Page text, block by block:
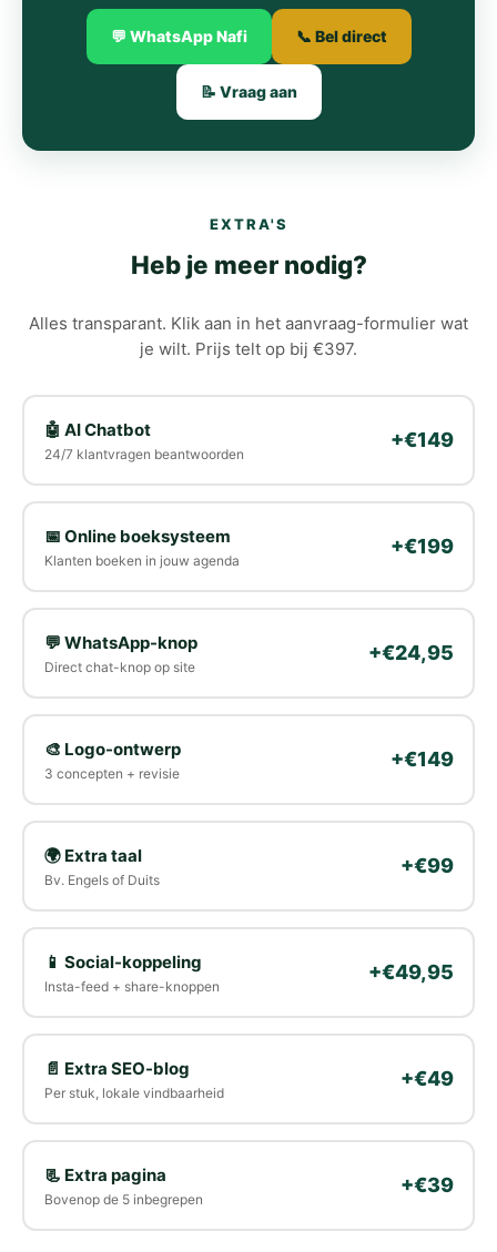
💬 WhatsApp Nafi 📞 Bel direct
📝 Vraag aan
EXTRA'S
Heb je meer nodig?
Alles transparant. Klik aan in het aanvraag-formulier wat
je wilt. Prijs telt op bij €397.
🤖 AI Chatbot
24/7 klantvragen beantwoorden
+€149
📅 Online boeksysteem
Klanten boeken in jouw agenda
+€199
💬 WhatsApp-knop
Direct chat-knop op site
+€24,95
🎨 Logo-ontwerp
3 concepten + revisie
+€149
🌍 Extra taal
Bv. Engels of Duits
+€99
📱 Social-koppeling
Insta-feed + share-knoppen
+€49,95
📄 Extra SEO-blog
Per stuk, lokale vindbaarheid
+€49
📃 Extra pagina
Bovenop de 5 inbegrepen
+€39